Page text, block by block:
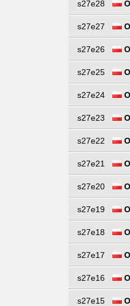
s27e28
s27e27
s27e26
s27e25
s27e24
s27e23
s27e22
s27e21
s27e20
s27e19
s27e18
s27e17
s27e16
s27e15